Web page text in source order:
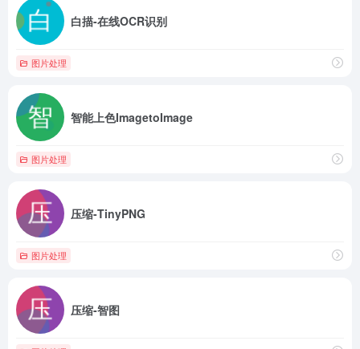
白描-在线OCR识别
图片处理
智能上色ImagetoImage
图片处理
压缩-TinyPNG
图片处理
压缩-智图